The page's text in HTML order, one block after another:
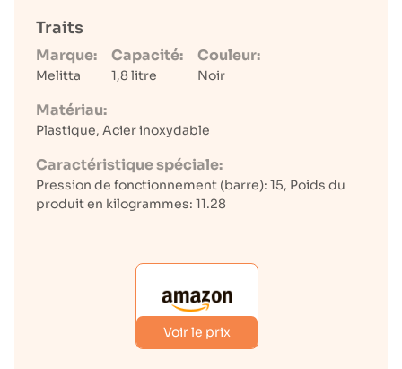
Traits
Marque:
Melitta
Capacité:
1,8 litre
Couleur:
Noir
Matériau:
Plastique, Acier inoxydable
Caractéristique spéciale:
Pression de fonctionnement (barre): 15, Poids du
produit en kilogrammes: 11.28
Voir le prix